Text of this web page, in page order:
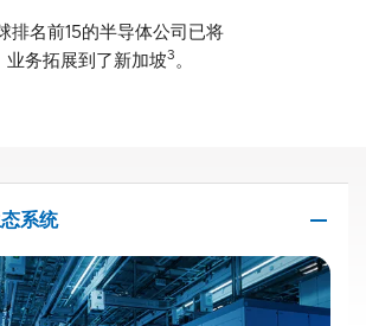
排名前15的半导体公司已将
业务拓展到了新加坡3。
系统 remove